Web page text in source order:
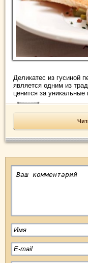
Деликатес из гусиной
является одним из
ценится за уникальные